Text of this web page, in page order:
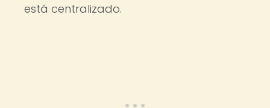
está centralizado.